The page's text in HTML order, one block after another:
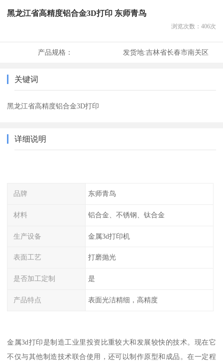
黑龙江省高精度铝合金3D打印 东师青鸟
浏览次数： 406次
产品规格： 发货地:吉林省长春市南关区
关键词
黑龙江省高精度铝合金3D打印
详细说明
品牌 东师青鸟
材料 铝合金、不锈钢、钛合金
生产设备 金属3d打印机
表面工艺 打磨抛光
是否加工定制 是
产品特点 表面光洁精细，高精度
金属3d打印是制造工业里投资比重较大和发展较快的技术。现在它
不仅与其他制造技术联合使用，还可以制作原型和成品。在一定程